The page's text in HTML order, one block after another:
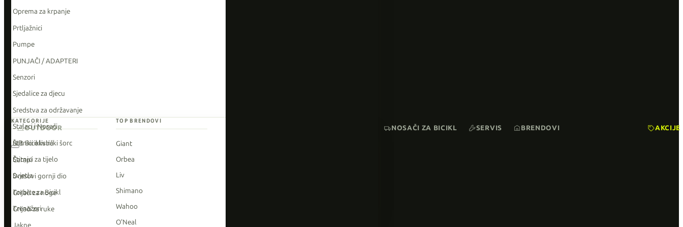
Oprema za krpanje
Prtljažnici
Pumpe
PUNJAČI / ADAPTERI
Senzori
Sjedalice za djecu
Sredstva za održavanje
Stalaci i Nosači
Štitnici okvira
Štitnici za tijelo
Svjetla
Torbice za Bicikl
Trenažeri
KATEGORIJE
BIB Biciklistički šorc
Čarapi
Dresovi gornji dio
Grijači za noge
Grijači za ruke
TOP BRENDOVI
Giant
Orbea
Liv
Shimano
Wahoo
O'Neal
OUTDOOR NOSAČI ZA BICIKL SERVIS BRENDOVI AKCIJE